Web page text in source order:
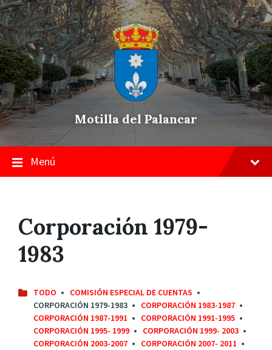
Skip
to
content
Saltar
a
la
navegación
principal
Saltar
a
pie
de
página
Motilla del Palancar
Menú
Corporación 1979-
1983
TODO
COMISIÓN ESPECIAL DE CUENTAS
CORPORACIÓN 1979-1983
CORPORACIÓN 1983-1987
CORPORACIÓN 1987-1991
CORPORACIÓN 1991-1995
CORPORACIÓN 1995- 1999
CORPORACIÓN 1999- 2003
CORPORACIÓN 2003-2007
CORPORACIÓN 2007- 2011